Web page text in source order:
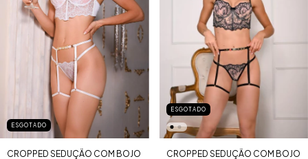
ESGOTADO
CROPPED SEDUÇÃO COM BOJO
ESGOTADO
CROPPED SEDUÇÃO COM BOJO